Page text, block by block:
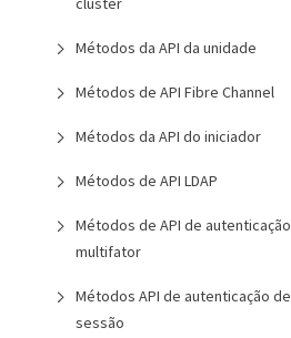
Métodos da API da unidade
Métodos de API Fibre Channel
Métodos da API do iniciador
Métodos de API LDAP
Métodos de API de autenticação
multifator
Métodos API de autenticação de
sessão